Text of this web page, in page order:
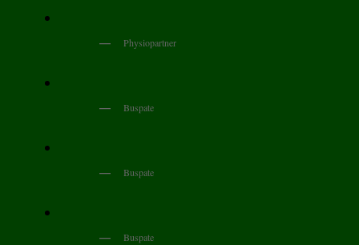
Physiopartner
Buspate
Buspate
Buspate